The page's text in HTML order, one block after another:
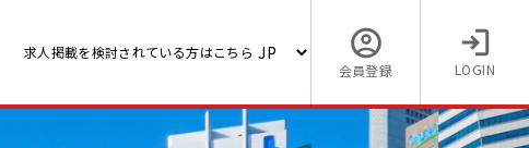
求人掲載を検討されている方はこちら
会員登録
LOGIN